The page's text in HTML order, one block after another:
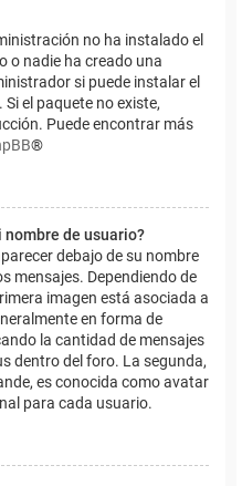
no ha instalado el
o nadie ha creado una
si puede instalar el
el paquete no existe,
Puede encontrar más
®
nombre de usuario?
debajo de su nombre
mensajes. Dependiendo de
imagen está asociada a
en forma de
la cantidad de mensajes
dentro del foro. La segunda,
es conocida como avatar
para cada usuario.